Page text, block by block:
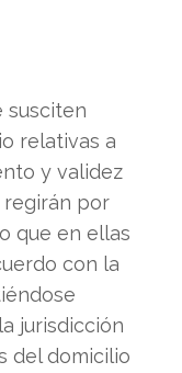
susciten
relativas a
y validez
regirán por
que en ellas
con la
jurisdicción
del domicilio